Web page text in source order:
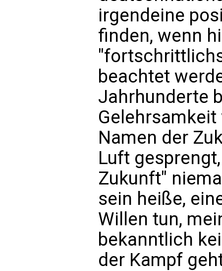
irgendeine
finden, wenn
beachtet
Jahrhunderte
Namen der
Luft
Zukunft"
sein heiße,
Willen tun,
bekanntlich
der Kampf